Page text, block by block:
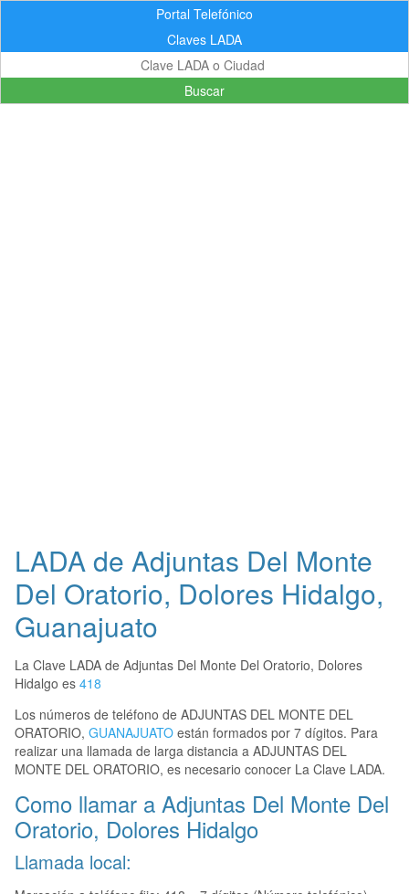
Portal Telefónico
Claves LADA
Buscar
LADA de Adjuntas Del Monte
Del Oratorio, Dolores Hidalgo,
Guanajuato
La Clave LADA de Adjuntas Del Monte Del Oratorio, Dolores
Hidalgo es 418
Los números de teléfono de ADJUNTAS DEL MONTE DEL
ORATORIO, GUANAJUATO están formados por 7 dígitos. Para
realizar una llamada de larga distancia a ADJUNTAS DEL
MONTE DEL ORATORIO, es necesario conocer La Clave LADA.
Como llamar a Adjuntas Del Monte Del
Oratorio, Dolores Hidalgo
Llamada local: